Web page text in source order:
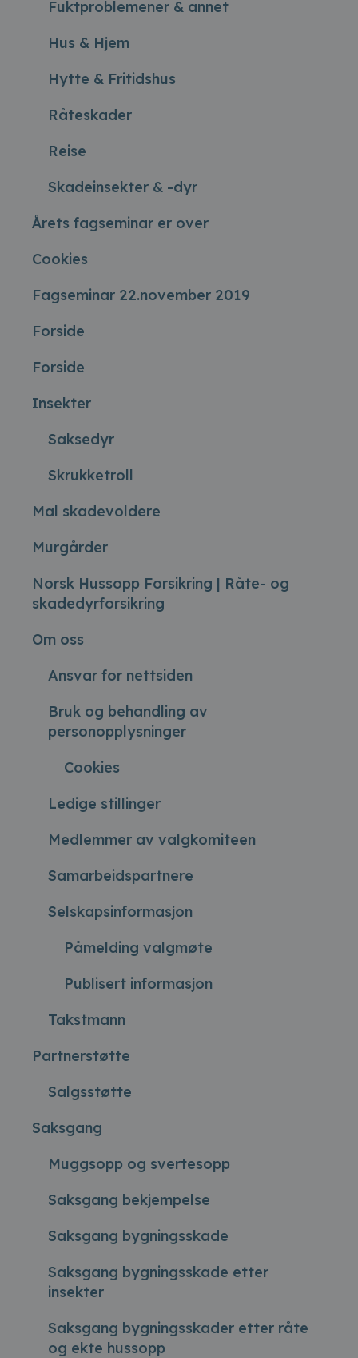
Fuktproblemener & annet
Hus & Hjem
Hytte & Fritidshus
Råteskader
Reise
Skadeinsekter & -dyr
Årets fagseminar er over
Cookies
Fagseminar 22.november 2019
Forside
Forside
Insekter
Saksedyr
Skrukketroll
Mal skadevoldere
Murgårder
Norsk Hussopp Forsikring | Råte- og
skadedyrforsikring
Om oss
Ansvar for nettsiden
Bruk og behandling av
personopplysninger
Cookies
Ledige stillinger
Medlemmer av valgkomiteen
Samarbeidspartnere
Selskapsinformasjon
Påmelding valgmøte
Publisert informasjon
Takstmann
Partnerstøtte
Salgsstøtte
Saksgang
Muggsopp og svertesopp
Saksgang bekjempelse
Saksgang bygningsskade
Saksgang bygningsskade etter
insekter
Saksgang bygningsskader etter råte
og ekte hussopp